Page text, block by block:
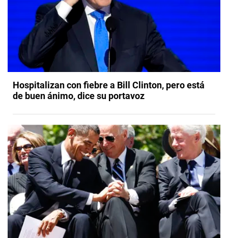
Hospitalizan con fiebre a Bill Clinton, pero está
de buen ánimo, dice su portavoz